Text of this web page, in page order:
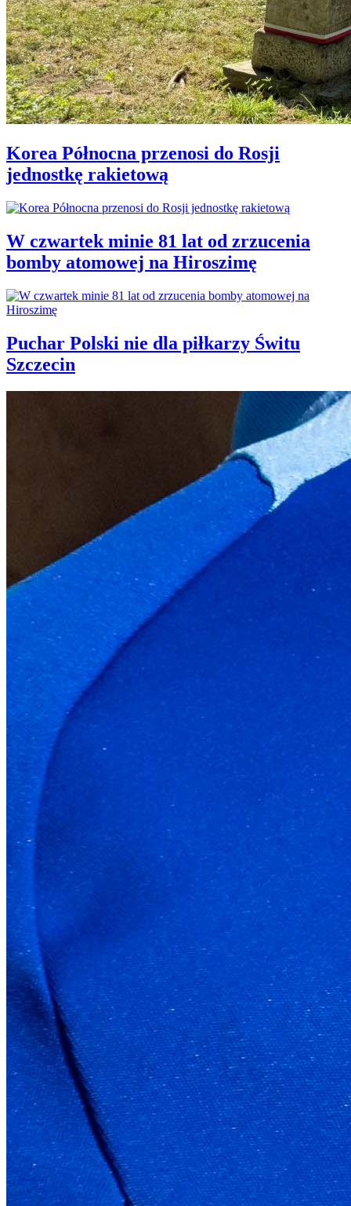
Korea Północna przenosi do Rosji
jednostkę rakietową
W czwartek minie 81 lat od zrzucenia
bomby atomowej na Hiroszimę
Puchar Polski nie dla piłkarzy Świtu
Szczecin